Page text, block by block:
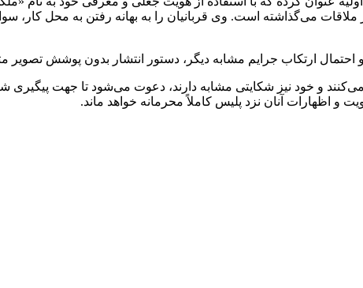
ملاقات می‌گذاشته است. وی قربانیان را به بهانه رفتن به محل کار،
احتمال ارتکاب جرایم مشابه دیگر، دستور انتشار بدون پوشش
و خود نیز شکایتی مشابه دارند، دعوت می‌شود تا جهت پیگیری
اظهارات آنان نزد پلیس کاملاً محرمانه خواهد ماند.